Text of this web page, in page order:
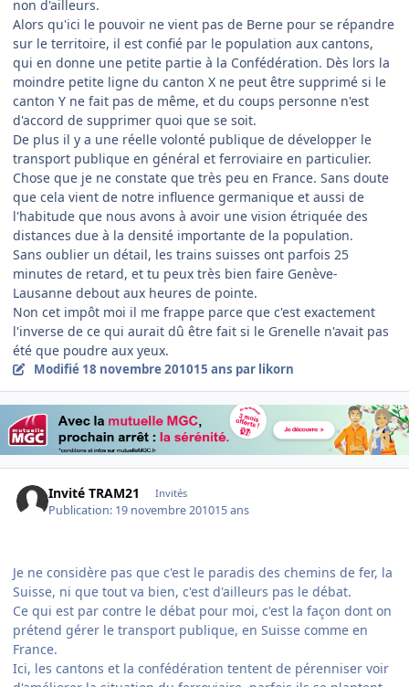
non d'ailleurs.
Alors qu'ici le pouvoir ne vient pas de Berne pour se répandre
sur le territoire, il est confié par le population aux cantons,
qui en donne une petite partie à la Confédération. Dès lors la
moindre petite ligne du canton X ne peut être supprimé si le
canton Y ne fait pas de même, et du coups personne n'est
d'accord de supprimer quoi que se soit.
De plus il y a une réelle volonté publique de développer le
transport publique en général et ferroviaire en particulier.
Chose que je ne constate que très peu en France. Sans doute
que cela vient de notre influence germanique et aussi de
l'habitude que nous avons à avoir une vision étriquée des
distances due à la densité importante de la population.
Sans oublier un détail, les trains suisses ont parfois 25
minutes de retard, et tu peux très bien faire Genève-
Lausanne debout aux heures de pointe.
Non cet impôt moi il me frappe parce que c'est exactement
l'inverse de ce qui aurait dû être fait si le Grenelle n'avait pas
été que poudre aux yeux.
Modifié 18 novembre 201015 ans par likorn
Invité TRAM21 Invités
Publication: 19 novembre 201015 ans
Je ne considère pas que c'est le paradis des chemins de fer, la
Suisse, ni que tout va bien, c'est d'ailleurs pas le débat.
Ce qui est par contre le débat pour moi, c'est la façon dont on
prétend gérer le transport publique, en Suisse comme en
France.
Ici, les cantons et la confédération tentent de pérenniser voir